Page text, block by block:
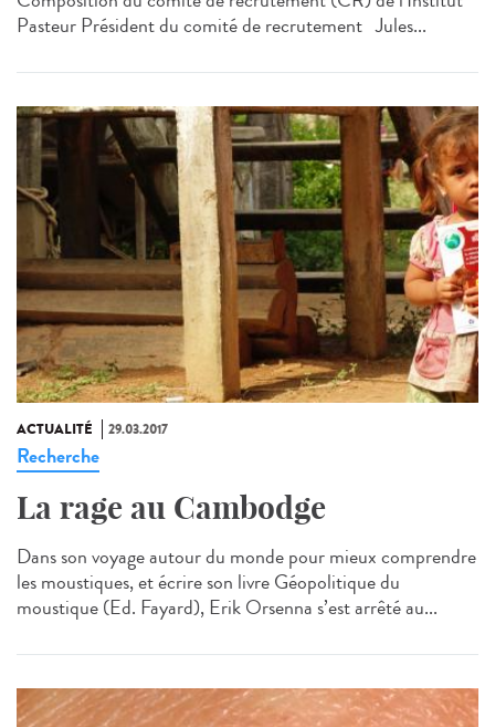
Pasteur Président du comité de recrutement Jules...
ACTUALITÉ 29.03.2017
Recherche
La rage au Cambodge
Dans son voyage autour du monde pour mieux comprendre
les moustiques, et écrire son livre Géopolitique du
moustique (Ed. Fayard), Erik Orsenna s’est arrêté au...